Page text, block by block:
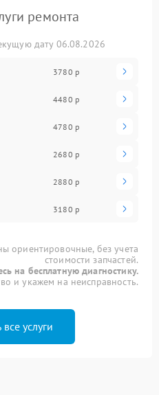
ремонта
дату 06.08.2026
3780 р
4480 р
4780 р
2680 р
2880 р
3180 р
ориентировочные, без учета
стоимости запчастей.
на бесплатную диагностику.
и укажем на неисправность.
услуги